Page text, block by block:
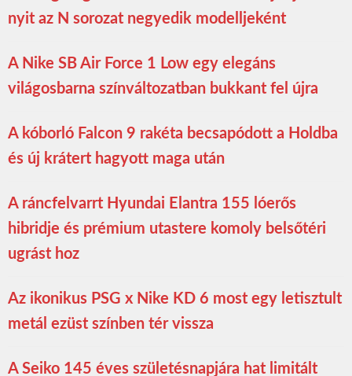
nyit az N sorozat negyedik modelljeként
A Nike SB Air Force 1 Low egy elegáns
világosbarna színváltozatban bukkant fel újra
A kóborló Falcon 9 rakéta becsapódott a Holdba
és új krátert hagyott maga után
A ráncfelvarrt Hyundai Elantra 155 lóerős
hibridje és prémium utastere komoly belsőtéri
ugrást hoz
Az ikonikus PSG x Nike KD 6 most egy letisztult
metál ezüst színben tér vissza
A Seiko 145 éves születésnapjára hat limitált